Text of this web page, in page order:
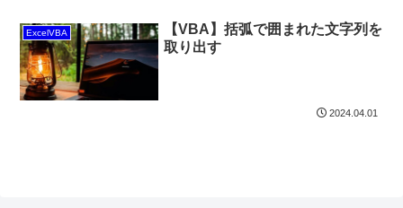
ExcelVBA
【VBA】括弧で囲まれた文字列を
取り出す
2024.04.01